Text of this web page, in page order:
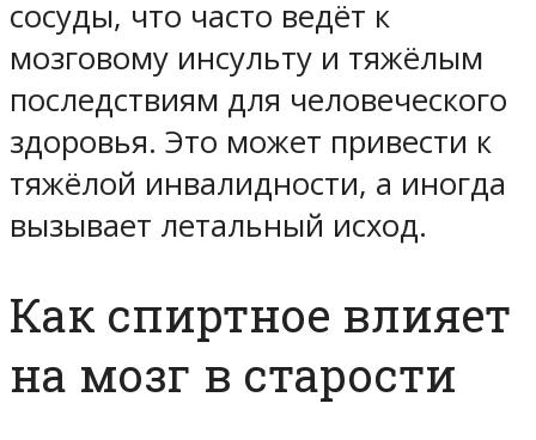
сосуды, что часто ведёт к
мозговому инсульту и тяжёлым
последствиям для человеческого
здоровья. Это может привести к
тяжёлой инвалидности, а иногда
вызывает летальный исход.
Как спиртное влияет
на мозг в старости